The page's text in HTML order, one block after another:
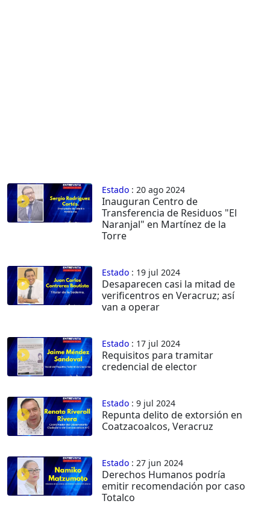
Estado : 20 ago 2024
Inauguran Centro de
Transferencia de Residuos "El
Naranjal" en Martínez de la
Torre
Estado : 19 jul 2024
Desaparecen casi la mitad de
verificentros en Veracruz; así
van a operar
Estado : 17 jul 2024
Requisitos para tramitar
credencial de elector
Estado : 9 jul 2024
Repunta delito de extorsión en
Coatzacoalcos, Veracruz
Estado : 27 jun 2024
Derechos Humanos podría
emitir recomendación por caso
Totalco